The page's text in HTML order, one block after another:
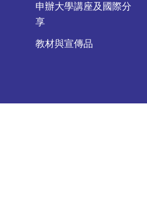
申辦大學講座及國際分
享
教材與宣傳品